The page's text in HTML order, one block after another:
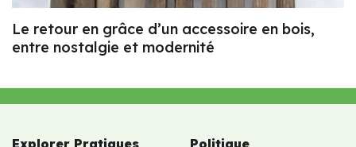
Le retour en grâce d’un accessoire en bois,
entre nostalgie et modernité